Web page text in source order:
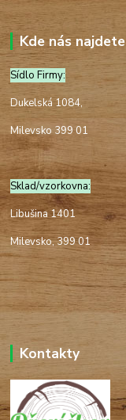
Kde nás najdete
Sídlo Firmy:
Dukelská 1084,
Milevsko 399 01
Sklad/vzorkovna:
Libušina 1401
Milevsko, 399 01
Kontakty